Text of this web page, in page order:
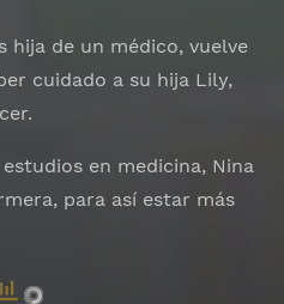
hija de un médico, vuelve
cuidado a su hija Lily,
en medicina, Nina
para así estar más